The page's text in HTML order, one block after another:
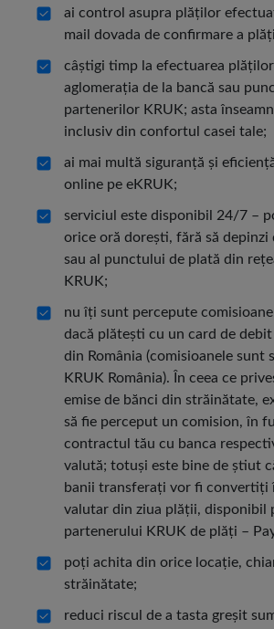
ai control asupra plăților
mail dovada de confirmare a
câștigi timp la efectuarea
aglomeraţia de la bancă sau
partenerilor KRUK; asta
inclusiv din confortul casei tale;
ai mai multă siguranţă şi
online pe eKRUK;
serviciul este disponibil 24/7 –
orice oră doreşti, fără să depinzi
sau al punctului de plată din
KRUK;
nu îţi sunt percepute
dacă plăteşti cu un card de debit
din România (comisioanele sunt
KRUK România). În ceea ce
emise de bănci din străinătate,
să fie perceput un comision, în
contractul tău cu banca
valută; totuşi este bine de ştiut
banii transferaţi vor fi convertiţi
valutar din ziua plăţii, disponibil
partenerului KRUK de plăţi –
poţi achita din orice locaţie,
străinătate;
reduci riscul de a tasta greşit